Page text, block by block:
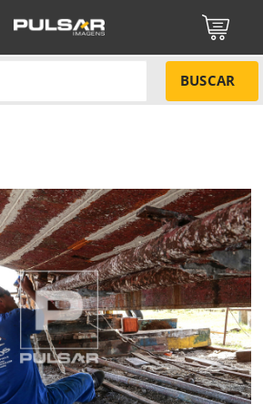
BUSCAR
ENVIAR
reCAPTCHA —Privacidade·Termos
NÃO
SIM
57,00
114,00
171,00